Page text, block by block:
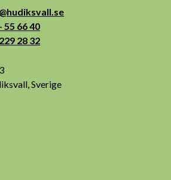
55 66 40
28 32
Sverige